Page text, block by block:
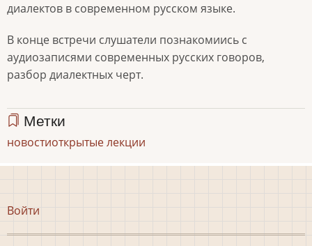
диалектов в современном русском языке.
В конце встречи слушатели познакомиись с
аудиозаписями современных русских говоров,
разбор диалектных черт.
Метки
новостиоткрытые лекции
Меню
записи
Войти